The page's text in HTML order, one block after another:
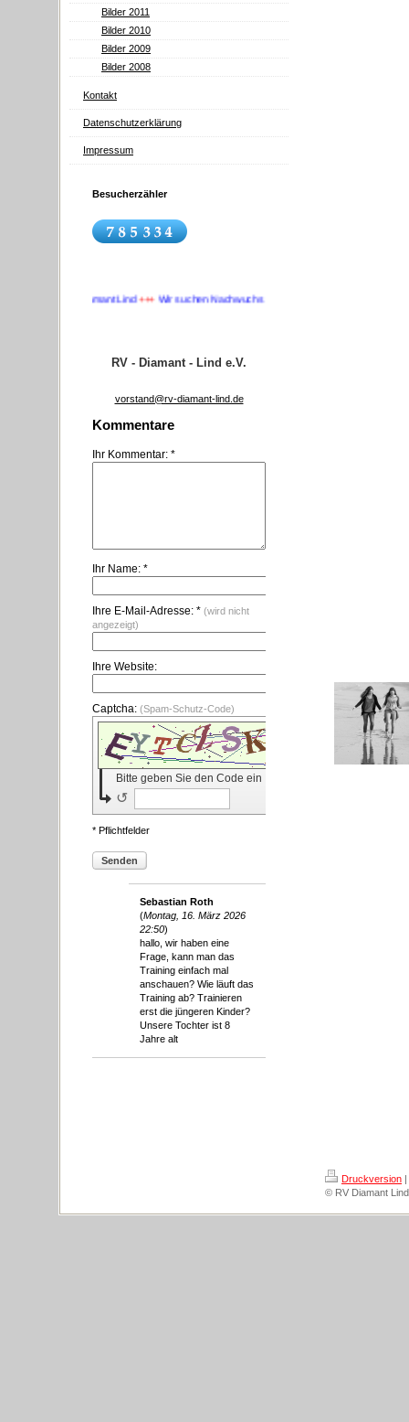
Bilder 2011
Bilder 2010
Bilder 2009
Bilder 2008
Kontakt
Datenschutzerklärung
Impressum
Besucherzähler
RV Diamant Lind+++Wir suchen Nachwuchs+++
RV - Diamant - Lind e.V.
vorstand@rv-diamant-lind.de
Kommentare
Ihr Kommentar: *
Ihr Name: *
Ihre E-Mail-Adresse: * (wird nicht
angezeigt)
Ihre Website:
Captcha: (Spam-Schutz-Code)
Bitte geben Sie den Code ein
↺
* Pflichtfelder
Senden
Sebastian Roth
(Montag, 16. März 2026
22:50)
hallo, wir haben eine
Frage, kann man das
Training einfach mal
anschauen? Wie läuft das
Training ab? Trainieren
erst die jüngeren Kinder?
Unsere Tochter ist 8
Jahre alt
Druckversion |
© RV Diamant